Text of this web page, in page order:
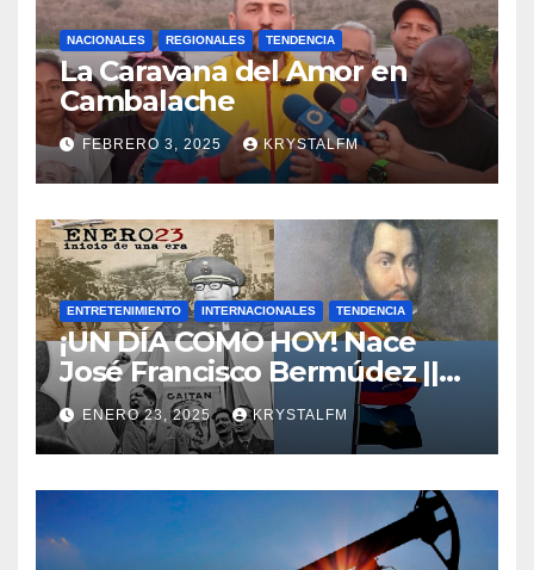
NACIONALES REGIONALES TENDENCIA
La Caravana del Amor en
Cambalache
FEBRERO 3, 2025 KRYSTALFM
ENTRETENIMIENTO INTERNACIONALES TENDENCIA
¡UN DÍA COMO HOY! Nace
José Francisco Bermúdez ||
Nace Jorge Eliecer Gaitán ||
Derrocamiento de Marcos
Pérez Jiménez || Nace
Alfonso Carrasquel ||
Aprueban la Bandera del
Zulia || #23ENE
ENERO 23, 2025 KRYSTALFM